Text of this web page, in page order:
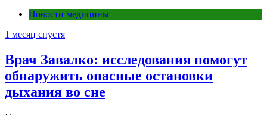
Новости медицины
1 месяц спустя
Врач Завалко: исследования помогут
обнаружить опасные остановки
дыхания во сне